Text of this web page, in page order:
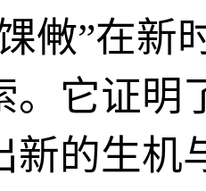
敒”在新
。它证明
新的生机